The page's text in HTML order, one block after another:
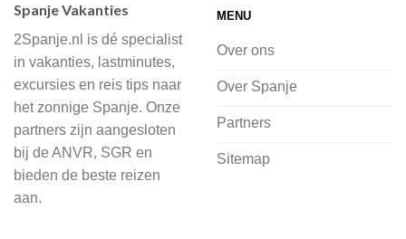
of je nu wilt relaxen op het strand,
cultuur wilt ontdekken of avontuur zoekt
in de natuur.
Bij 2Spanje.nl begint de voorpret al
voordat je het vliegtuig instapt, door
inspiratie op te doen over dit zonnige
Spanje Vakanties
2Spanje.nl is dé specialist
in vakanties, lastminutes,
excursies en reis tips naar
het zonnige Spanje. Onze
partners zijn aangesloten
bij de ANVR, SGR en
bieden de beste reizen
aan.
MENU
Over ons
Over Spanje
Partners
Sitemap